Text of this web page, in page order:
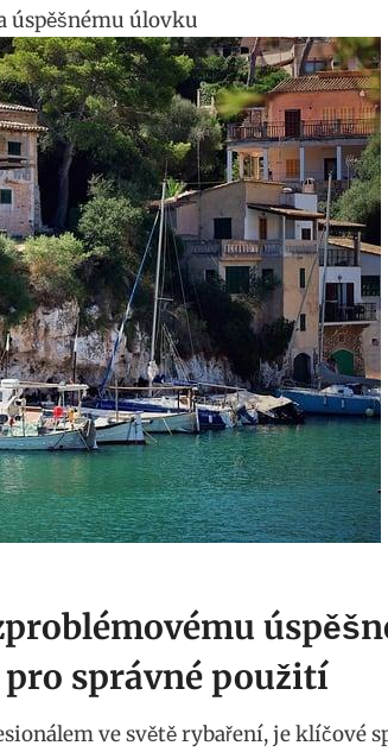
úspěšnému úlovku
správné použití
ve světě rybaření, je klíčové